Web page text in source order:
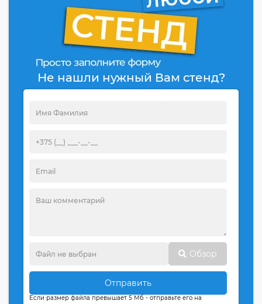
Не нашли нужный Вам стенд?
Обзор
Отправить
Если размер файла превышает 5 Мб - отправьте его на